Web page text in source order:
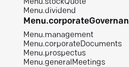
Menu.stockQuote
Menu.dividend
Menu.management
Menu.corporateDocuments
Menu.prospectus
Menu.generalMeetings